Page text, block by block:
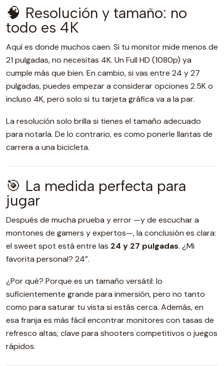
🧠 Resolución y tamaño: no
todo es 4K
Aquí es donde muchos caen. Si tu monitor mide menos de
21 pulgadas, no necesitas 4K. Un Full HD (1080p) ya
cumple más que bien. En cambio, si vas entre 24 y 27
pulgadas, puedes empezar a considerar opciones 2.5K o
incluso 4K, pero solo si tu tarjeta gráfica va a la par.
La resolución solo brilla si tienes el tamaño adecuado
para notarla. De lo contrario, es como ponerle llantas de
carrera a una bicicleta.
🎯 La medida perfecta para
jugar
Después de mucha prueba y error —y de escuchar a
montones de gamers y expertos—, la conclusión es clara:
el sweet spot está entre las 24 y 27 pulgadas. ¿Mi
favorita personal? 24”.
¿Por qué? Porque es un tamaño versátil: lo
suficientemente grande para inmersión, pero no tanto
como para saturar tu vista si estás cerca. Además, en
esa franja es más fácil encontrar monitores con tasas de
refresco altas, clave para shooters competitivos o juegos
rápidos.